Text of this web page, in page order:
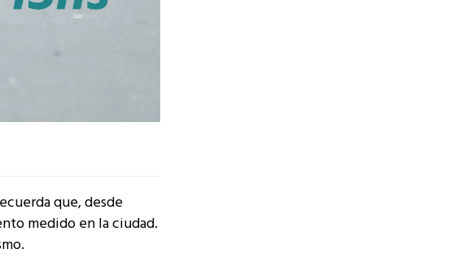
que, desde
medido en la ciudad.